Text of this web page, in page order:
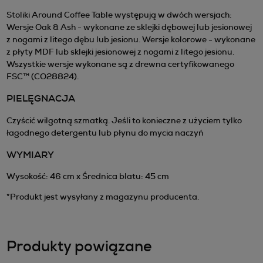
Stoliki Around Coffee Table występują w dwóch wersjach:
Wersje Oak & Ash - wykonane ze sklejki dębowej lub jesionowej
z nogami z litego dębu lub jesionu. Wersje kolorowe - wykonane
z płyty MDF lub sklejki jesionowej z nogami z litego jesionu.
Wszystkie wersje wykonane są z drewna certyfikowanego
FSC™ (CO28824).
PIELĘGNACJA
Czyścić wilgotną szmatką. Jeśli to konieczne z użyciem tylko
łagodnego detergentu lub płynu do mycia naczyń
WYMIARY
Wysokość: 46 cm x Średnica blatu: 45 cm
*Produkt jest wysyłany z magazynu producenta.
Produkty powiązane